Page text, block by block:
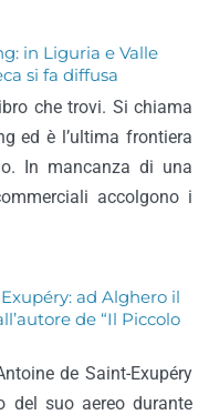
in Liguria e Valle
si fa diffusa
che trovi. Si chiama
ed è l’ultima frontiera
In mancanza di una
accolgono i
ad Alghero il
de “Il Piccolo
de Saint-Exupéry
del suo aereo durante